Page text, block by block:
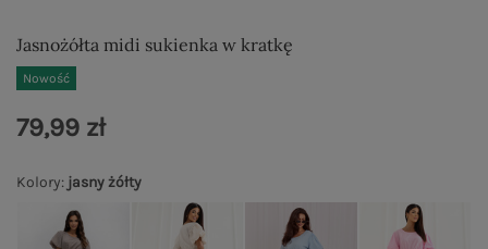
Jasnożółta midi sukienka w kratkę
Nowość
Kolory: jasny żółty
79,99 zł